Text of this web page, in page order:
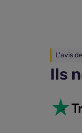
L'avis
Ils